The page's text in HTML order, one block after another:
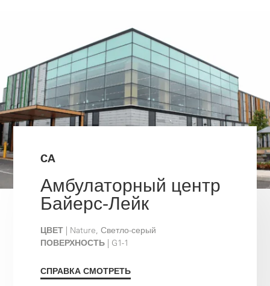
CA
Амбулаторный центр
Байерс-Лейк
ЦВЕТ | Nature, Светло-серый
ПОВЕРХНОСТЬ | G1-1
СПРАВКА СМОТРЕТЬ